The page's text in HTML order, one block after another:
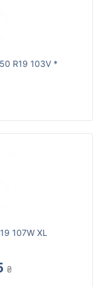
R19 103V *
107W XL
₴